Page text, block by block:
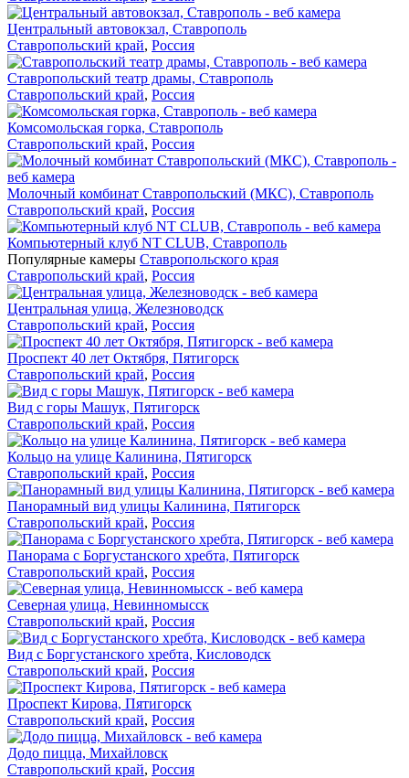
Центральный автовокзал, Ставрополь
Ставропольский край, Россия
Ставропольский театр драмы, Ставрополь
Ставропольский край, Россия
Комсомольская горка, Ставрополь
Ставропольский край, Россия
Молочный комбинат Ставропольский (МКС), Ставрополь
Ставропольский край, Россия
Компьютерный клуб NT CLUB, Ставрополь
Популярные камеры Ставропольского края
Ставропольский край, Россия
Центральная улица, Железноводск
Ставропольский край, Россия
Проспект 40 лет Октября, Пятигорск
Ставропольский край, Россия
Вид с горы Машук, Пятигорск
Ставропольский край, Россия
Кольцо на улице Калинина, Пятигорск
Ставропольский край, Россия
Панорамный вид улицы Калинина, Пятигорск
Ставропольский край, Россия
Панорама с Боргустанского хребта, Пятигорск
Ставропольский край, Россия
Северная улица, Невинномысск
Ставропольский край, Россия
Вид с Боргустанского хребта, Кисловодск
Ставропольский край, Россия
Проспект Кирова, Пятигорск
Ставропольский край, Россия
Додо пицца, Михайловск
Ставропольский край, Россия